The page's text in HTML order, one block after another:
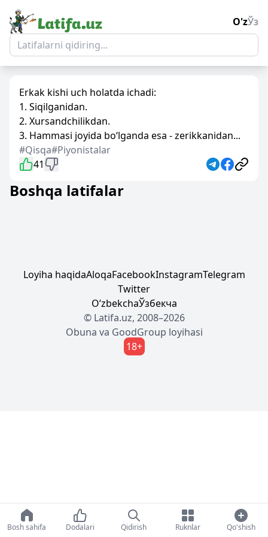
O'zЎз
Erkak kishi uch holatda ichadi:
1. Siqilganidan.
2. Xursandchilikdan.
3. Hammasi joyida bo‘lganda esa - zerikkanidan...
#Qisqa#Piyonistalar
41
Boshqa latifalar
Loyiha haqidaAloqaFacebookInstagramTelegram
Twitter
OʼzbekchaЎзбекча
© Latifa.uz, 2008–2026
Obuna va GoodGroup loyihasi
18+
Bosh sahifa Dodalari Qidirish Ruknlar Qo'shish